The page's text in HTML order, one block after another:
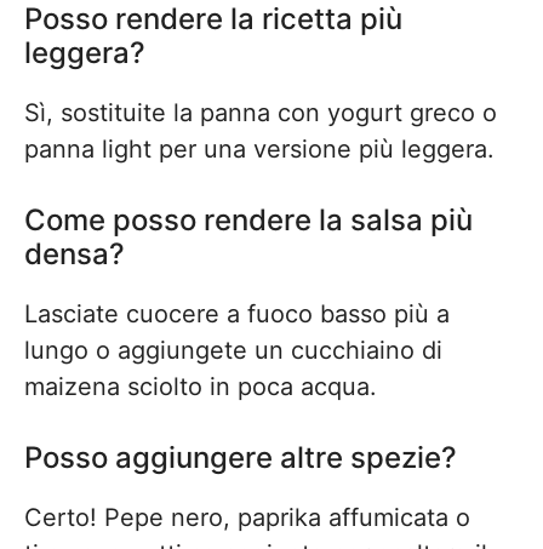
Posso rendere la ricetta più
leggera?
Sì, sostituite la panna con yogurt greco o
panna light per una versione più leggera.
Come posso rendere la salsa più
densa?
Lasciate cuocere a fuoco basso più a
lungo o aggiungete un cucchiaino di
maizena sciolto in poca acqua.
Posso aggiungere altre spezie?
Certo! Pepe nero, paprika affumicata o